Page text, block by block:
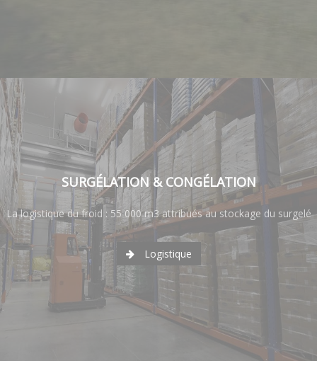
SURGÉLATION & CONGÉLATION
La logistique du froid : 55 000 m3 attribués au stockage du surgelé
Logistique